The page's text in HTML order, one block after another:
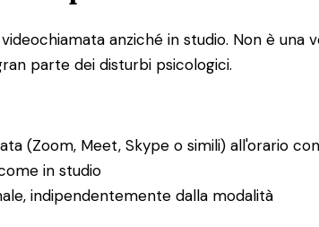
anziché in studio. Non è
parte dei disturbi psicologici.
(Zoom, Meet, Skype o simili) all'orario
in studio
indipendentemente dalla modalità